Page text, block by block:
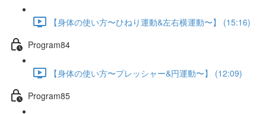
【身体の使い方〜ひねり運動&左右横運動〜】 (15:16)
Program84
【身体の使い方〜プレッシャー&円運動〜】 (12:09)
Program85